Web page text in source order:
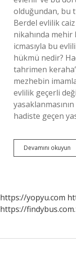
olduğundan, bu
Berdel evlilik
nikahında mehir
icmasıyla bu
hükmü nedir?
tahrimen
mezhebin
evlilik geçerli
hadiste geçen
Devamını okuyun
https://yopyu.com
https://